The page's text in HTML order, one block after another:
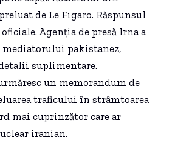
de Le Figaro. Răspunsul
Agenția de presă Irna a
pakistanez,
suplimentare.
un memorandum de
traficului în strâmtoarea
mai cuprinzător care ar
iranian.